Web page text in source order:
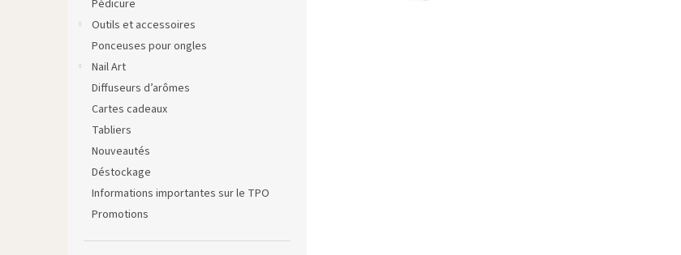
Pédicure
Outils et accessoires
Ponceuses pour ongles
Nail Art
Diffuseurs d’arômes
Cartes cadeaux
Tabliers
Nouveautés
Déstockage
Informations importantes sur le TPO
Promotions